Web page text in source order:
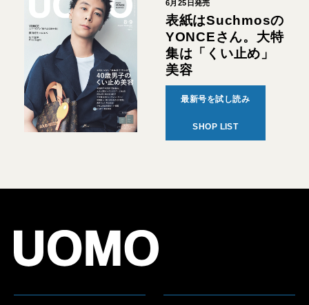
6月25日発売
表紙はSuchmosの
YONCEさん。大特
集は「くい止め」
美容
最新号を試し読み
SHOP LIST